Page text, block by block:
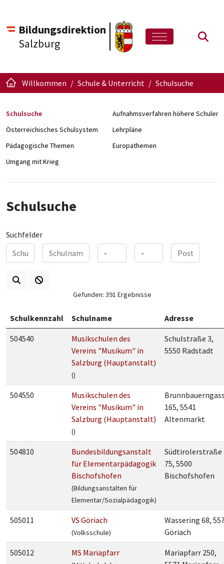
Bildungsdirektion
Salzburg
Willkommen Schule & Unterricht Schulsuche
Schulsuche
Aufnahmsverfahren höhere Schulen
Österreichisches Schulsystem
Lehrpläne
Pädagogische Themen
Europathemen
Umgang mit Krieg
Schulsuche
Suchfelder
Gefunden: 391 Ergebnisse
Schulkennzahl Schulname Adresse
504540
Musikschulen des
Vereins "Musikum" in
Salzburg (Hauptanstalt)
()
Schulstraße 3,
5550 Radstadt
504550
Musikschulen des
Vereins "Musikum" in
Salzburg (Hauptanstalt)
()
165, 5541
Altenmarkt
504810
Bundesbildungsanstalt
für Elementarpädagogik
Bischofshofen
(Bildungsanstalten für
Elementar/Sozialpädagogik)
Südtirolerstraße
75, 5500
Bischofshofen
505011 VS Göriach
(Volksschule)
Wassering 68,
Göriach
505012 MS Mariapfarr
Mariapfarr 250,